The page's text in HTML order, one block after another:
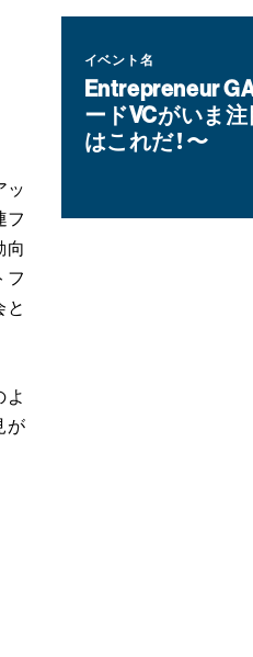
ッ
フ
向
フ
と
よ
が
イベント名
Entrepreneur
ードVCがいま
はこれだ！〜